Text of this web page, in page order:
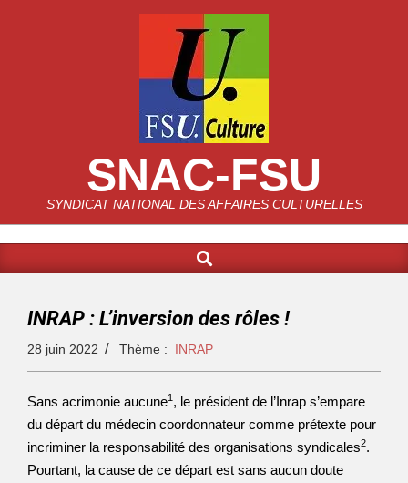
SNAC-FSU
SYNDICAT NATIONAL DES AFFAIRES CULTURELLES
INRAP : L’inversion des rôles !
28 juin 2022 Thème : INRAP
Sans acrimonie aucune1 , le président de l’Inrap s’empare
du départ du médecin coordonnateur comme prétexte pour
incriminer la responsabilité des organisations syndicales2.
Pourtant, la cause de ce départ est sans aucun doute